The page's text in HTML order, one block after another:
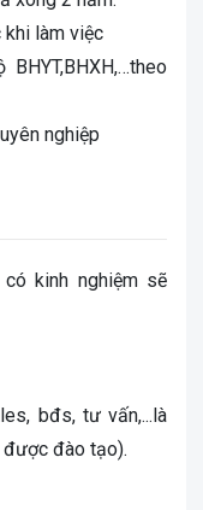
làm việc
nghiệp
kinh nghiệm sẽ
bđs, tư vấn,...là
đào tạo).